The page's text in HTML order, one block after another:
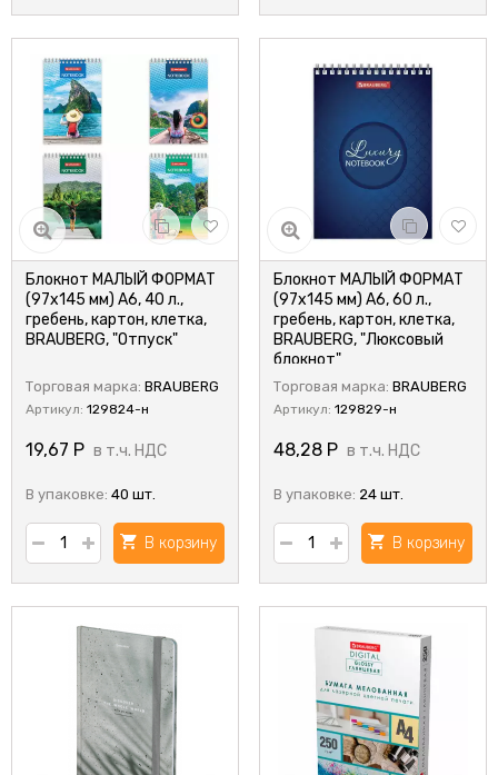
Блокнот МАЛЫЙ ФОРМАТ
(97х145 мм) А6, 40 л.,
гребень, картон, клетка,
BRAUBERG, "Отпуск"
Торговая марка: BRAUBERG
Артикул: 129824-н
19,67 Р в т.ч. НДС
В упаковке: 40 шт.
В корзину
Блокнот МАЛЫЙ ФОРМАТ
(97х145 мм) А6, 60 л.,
гребень, картон, клетка,
BRAUBERG, "Люксовый
блокнот"
Торговая марка: BRAUBERG
Артикул: 129829-н
48,28 Р в т.ч. НДС
В упаковке: 24 шт.
В корзину